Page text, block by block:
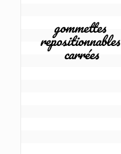
gommettes
repositionnables
carrées